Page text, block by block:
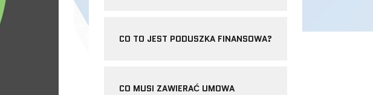
CO TO JEST PODUSZKA FINANSOWA?
CO MUSI ZAWIERAĆ UMOWA